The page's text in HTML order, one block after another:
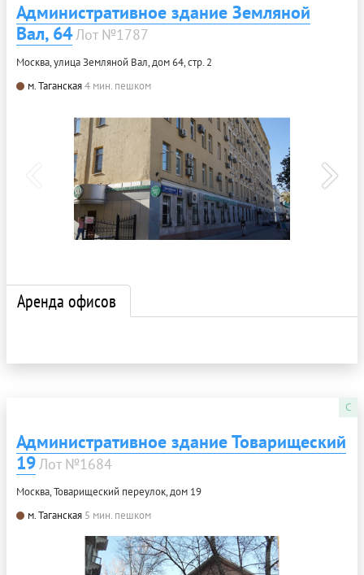
Административное здание Земляной
Вал, 64Лот №1787
Москва, улица Земляной Вал, дом 64, стр. 2
м. Таганская4 мин. пешком
Аренда офисов
C
Административное здание Товарищеский
19Лот №1684
Москва, Товарищеский переулок, дом 19
м. Таганская 5 мин. пешком